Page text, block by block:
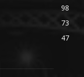
98
73
47